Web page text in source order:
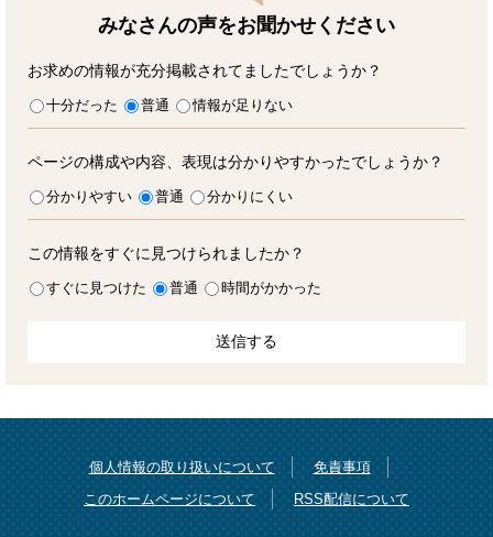
みなさんの声をお聞かせ ください
お求めの情報が充分掲載されてましたでしょうか？
十分だった 普通 情報が足りない
ページの構成や内容、表現は分かりやすかったでしょうか？
分かりやすい 普通 分かりにくい
この情報をすぐに見つけられましたか？
すぐに見つけた 普通 時間がかかった
個人情報の取り扱いについて
免責事項
このホームページについて
RSS配信について